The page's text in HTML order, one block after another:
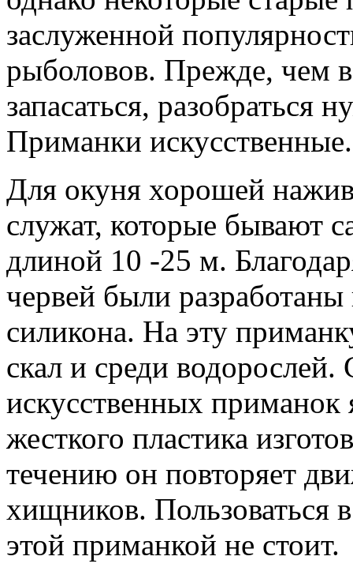
заслуженной
рыболовов. Прежде, чем
запасаться,
Приманки искусственные.
Для окуня хорошей
служат, которые бывают
длиной 10 -25 м.
червей были
силикона. На эту
скал и среди
искусственных приманок
жесткого пластика
течению он повторяет
хищников. Пользоваться
этой приманкой не стоит.